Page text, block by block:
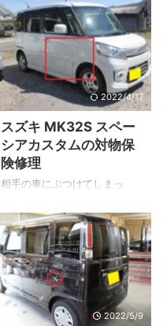
2022/4/17
スズキ MK32S スペー
シアカスタムの対物保
険修理
相手の車にぶつけてしまっ
った！ カーライフ中に誰もが
起こりうることでもありま
す。 今回のご依頼は駐車中に
軽トラックがバックして来て
ぶつけられてしまった事例で
す。 お相手様の任意保険の対
物賠償修理になります。2022/5/9